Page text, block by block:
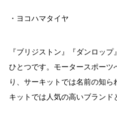
・ヨコハマタイヤ
『ブリジストン』『ダンロッ
ひとつです。モータースポーツ
り、サーキットでは名前の知
キットでは人気の高いブランド